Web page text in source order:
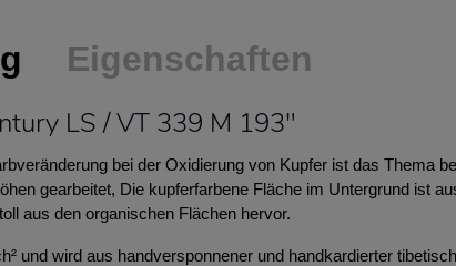
Eigenschaften
LS / VT 339 M 193"
bei der Oxidierung von Kupfer ist das Thema
gearbeitet, Die kupferfarbene Fläche im Untergrund ist
aus den organischen Flächen hervor.
und wird aus handversponnener und handkardierter